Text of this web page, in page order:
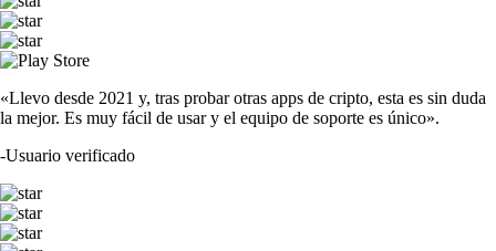
«Llevo desde 2021 y, tras probar otras apps de cripto, esta es sin duda
la mejor. Es muy fácil de usar y el equipo de soporte es único».
-Usuario verificado